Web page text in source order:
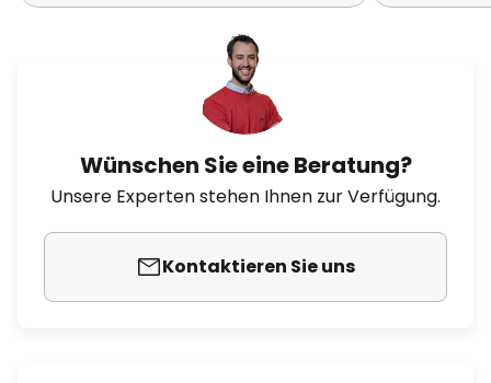
Wünschen Sie eine Beratung?
Unsere Experten stehen Ihnen zur Verfügung.
Kontaktieren Sie uns